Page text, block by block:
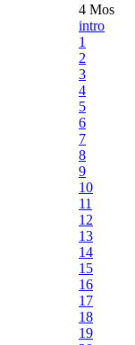
4 Mos
intro
1
2
3
4
5
6
7
8
9
10
11
12
13
14
15
16
17
18
19